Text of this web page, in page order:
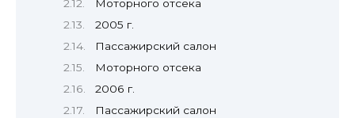
Моторного отсека
2005 г.
Пассажирский салон
Моторного отсека
2006 г.
Пассажирский салон